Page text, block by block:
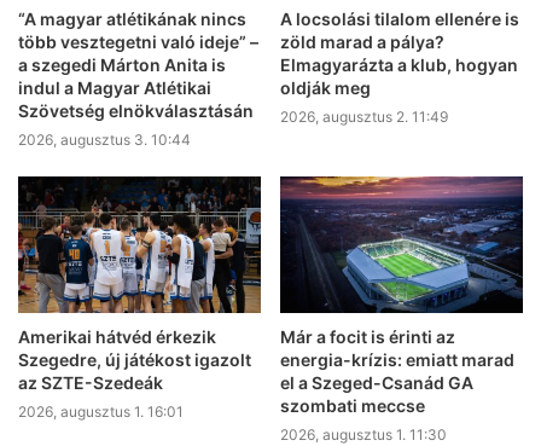
“A magyar atlétikának nincs
több vesztegetni való ideje” –
a szegedi Márton Anita is
indul a Magyar Atlétikai
Szövetség elnökválasztásán
2026, augusztus 3. 10:44
A locsolási tilalom ellenére is
zöld marad a pálya?
Elmagyarázta a klub, hogyan
oldják meg
2026, augusztus 2. 11:49
Amerikai hátvéd érkezik
Szegedre, új játékost igazolt
az SZTE-Szedeák
2026, augusztus 1. 16:01
Már a focit is érinti az
energia-krízis: emiatt marad
el a Szeged-Csanád GA
szombati meccse
2026, augusztus 1. 11:30